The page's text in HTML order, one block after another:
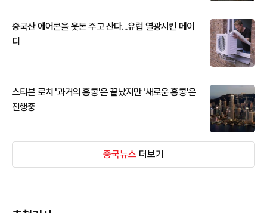
중국산 에어콘을 웃돈 주고 산다...유럽 열광시킨 메이
디
스티븐 로치 '과거의 홍콩'은 끝났지만 '새로운 홍콩'은
진행중
중국뉴스 더보기